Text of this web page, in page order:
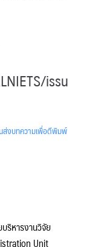
issu
ส่งบทความเพื่อตีพิมพ์
ริหารงานวิจัย
Unit